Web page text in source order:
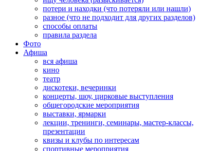
потери и находки (что потеряли или нашли)
разное (что не подходит для других разделов)
способы оплаты
правила раздела
Фото
Афиша
вся афиша
кино
театр
дискотеки, вечеринки
концерты, шоу, цирковые выступления
общегородские мероприятия
выставки, ярмарки
лекции, тренинги, семинары, мастер-классы,
презентации
квизы и клубы по интересам
спортивные мероприятия